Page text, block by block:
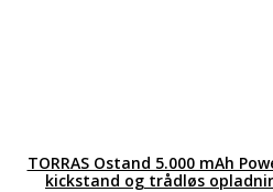
TORRAS Ostand 5.000 mAh
kickstand og trådløs